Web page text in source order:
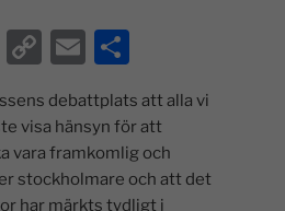
X
C
p
y
Li
E
ai
l
a
debattplats att alla vi
visa hänsyn för att
vara framkomlig och
stockholmare och att det
har märkts tydligt i